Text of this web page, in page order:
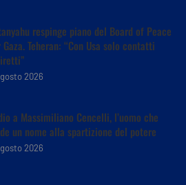
respinge piano del Board of Peace
Gaza. Teheran: “Con Usa solo contatti
2026
a Massimiliano Cencelli, l’uomo che
un nome alla spartizione del potere
2026